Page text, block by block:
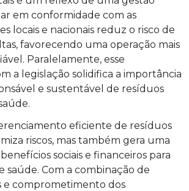
em conformidade com as
locais e nacionais reduz o risco de
favorecendo uma operação mais
Paralelamente, esse
a legislação solidifica a importância
e sustentável de resíduos
eficiente de resíduos
riscos, mas também gera uma
sociais e financeiros para
saúde. Com a combinação de
e comprometimento dos